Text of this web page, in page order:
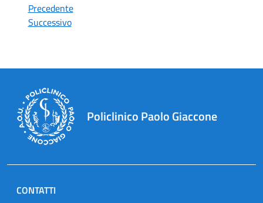
Precedente
Successivo
Policlinico Paolo Giaccone
CONTATTI